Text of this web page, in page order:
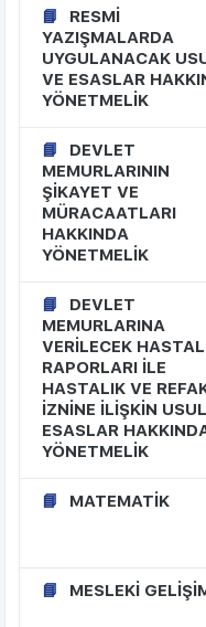
RESMİ
YAZIŞMALARDA
UYGULANACAK
VE ESASLAR
YÖNETMELİK
DEVLET
MEMURLARININ
ŞİKAYET VE
MÜRACAATLARI
HAKKINDA
YÖNETMELİK
DEVLET
MEMURLARINA
VERİLECEK
RAPORLARI İLE
HASTALIK VE
İZNİNE İLİŞKİN
ESASLAR
YÖNETMELİK
MATEMATİK
MESLEKİ